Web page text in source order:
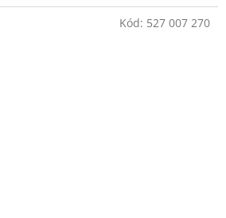
Kód: 527 007 270